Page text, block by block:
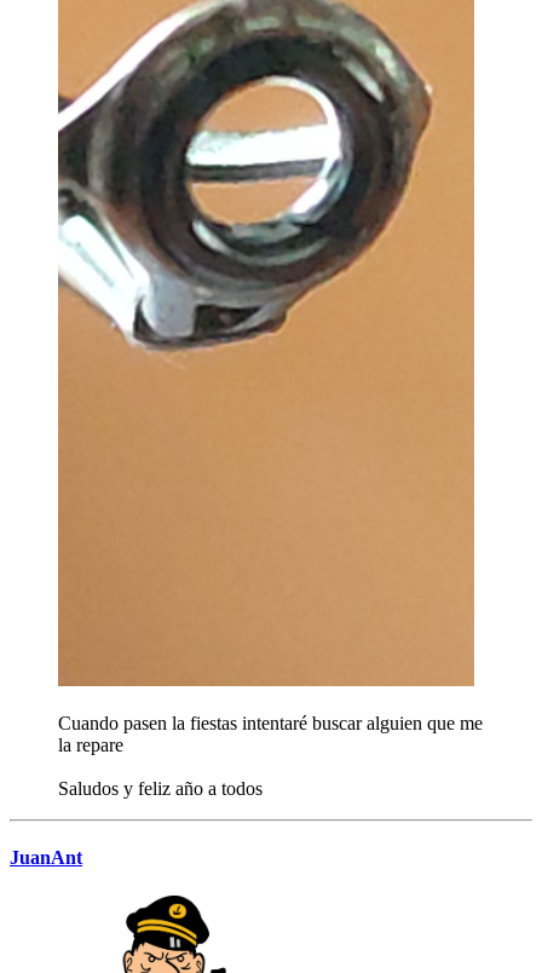
Cuando pasen la fiestas intentaré buscar alguien que me
la repare
Saludos y feliz año a todos
JuanAnt